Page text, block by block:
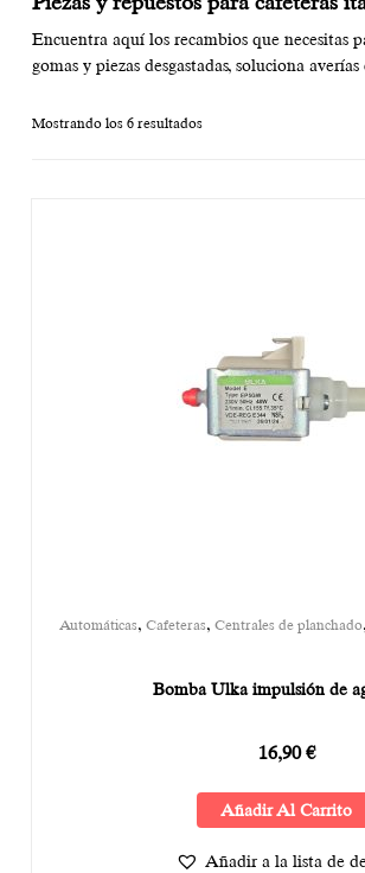
Encuentra aquí los recambios que necesitas
gomas y piezas desgastadas, soluciona
Mostrando los 6 resultados
Automáticas, Cafeteras, Centrales de planchado,
Bomba Ulka impulsión de
16,90€
Añadir Al Carrito
Añadir a la lista de